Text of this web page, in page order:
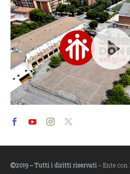
Player
©2019 – Tutti i diritti riservati – Ente con